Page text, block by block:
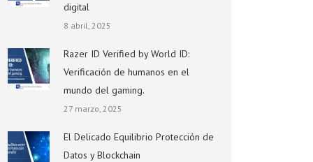
digital
8 abril, 2025
Razer ID Verified by World ID:
Verificación de humanos en el
mundo del gaming.
27 marzo, 2025
El Delicado Equilibrio Protección de
Datos y Blockchain